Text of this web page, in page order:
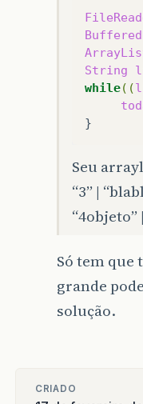
String
while((
Seu
“3” |
“4objeto”
Só tem
grande
solução.
CRIADO